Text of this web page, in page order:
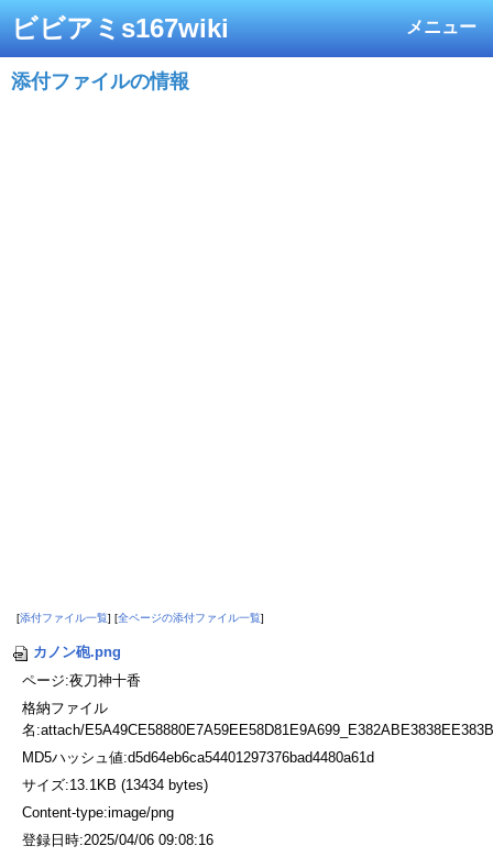
メニュー
ビビアミs167wiki
添付ファイルの情報
[添付ファイル一覧] [全ページの添付ファイル一覧]
カノン砲.png
ページ:夜刀神十香
格納ファイル
名:attach/
MD5ハッシュ値:d5d64eb6ca54401297376bad4480a61d
サイズ:13.1KB (13434 bytes)
Content-type:image/png
登録日時:2025/04/06 09:08:16